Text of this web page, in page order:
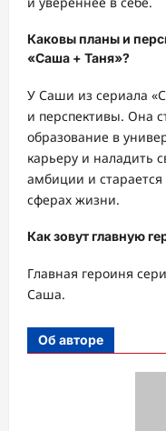
Каковы планы и
«Саша + Таня»?
У Саши из сериала
и перспективы. Она
образование в
карьеру и наладить
амбиции и
сферах жизни.
Как зовут главную
Главная героиня
Саша.
Об авторе